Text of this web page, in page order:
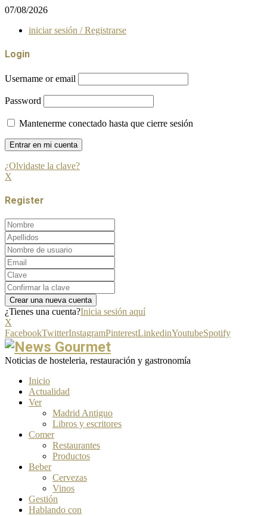
07/08/2026
iniciar sesión / Registrarse
Login
Username or email
Password
Mantenerme conectado hasta que cierre sesión
¿Olvidaste la clave?
X
Register
¿Tienes una cuenta?Inicia sesión aquí
X
FacebookTwitterInstagramPinterestLinkedinYoutubeSpotify
Noticias de hosteleria, restauración y gastronomía
Inicio
Actualidad
Ver
Madrid Antiguo
Libros y escritores
Comer
Restaurantes
Productos
Beber
Cervezas
Vinos
Gestión
Hablando con